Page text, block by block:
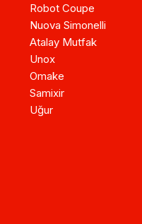
Robot Coupe
Nuova Simonelli
Atalay Mutfak
Unox
Omake
Samixir
Uğur